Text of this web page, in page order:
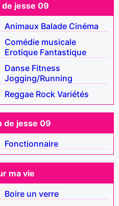
de jesse 09
Animaux Balade Cinéma
Comédie musicale
Erotique Fantastique
Danse Fitness
Jogging/Running
Reggae Rock Variétés
de jesse 09
Fonctionnaire
ma vie
Boire un verre